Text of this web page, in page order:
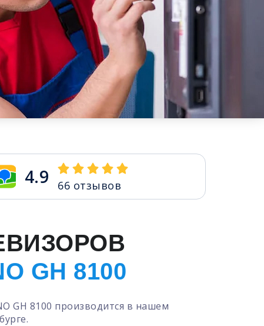
4.9 66 отзывов
GH 8100
GH 8100 производится в нашем